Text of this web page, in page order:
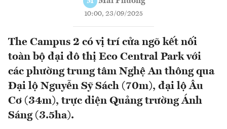
10:00, 23/09/2025
The Campus 2 có vị trí cửa ngõ kết nối
toàn bộ đại đô thị Eco Central Park với
các phường trung tâm Nghệ An thông qua
Đại lộ Nguyễn Sỹ Sách (70m), đại lộ Âu
Cơ (34m), trực diện Quảng trường Ánh
Sáng (3.5ha).